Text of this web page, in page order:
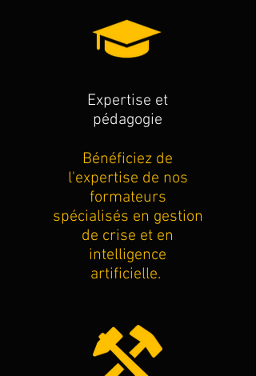
Expertise et
pédagogie
Bénéficiez de
l'expertise de nos
formateurs
spécialisés en gestion
de crise et en
intelligence
artificielle.